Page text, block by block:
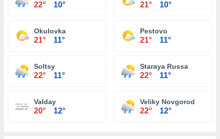
22° 10° 21° 10°
Okulovka
21° 11°
Pestovo
21° 11°
Soltsy
22° 11°
Staraya Russa
22° 11°
Valday
20° 12°
Veliky Novgorod
22° 12°